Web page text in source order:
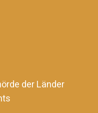
der Länder